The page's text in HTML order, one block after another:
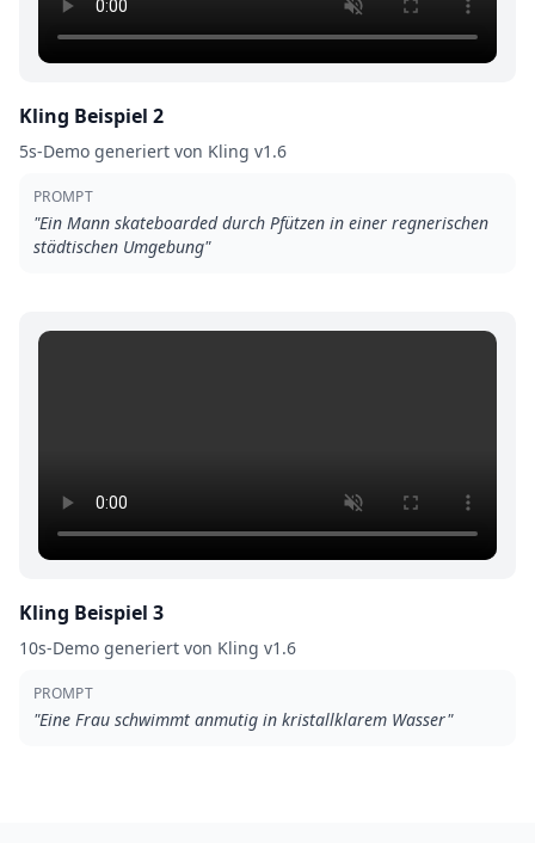
Kling Beispiel 2
5s-Demo generiert von Kling v1.6
PROMPT
"Ein Mann skateboarded durch Pfützen in einer regnerischen
städtischen Umgebung"
Kling Beispiel 3
10s-Demo generiert von Kling v1.6
PROMPT
"Eine Frau schwimmt anmutig in kristallklarem Wasser"